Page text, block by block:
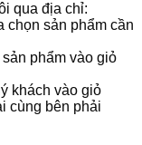
qua địa chỉ:
chọn sản phẩm cần
phẩm vào giỏ
khách vào giỏ
cùng bên phải